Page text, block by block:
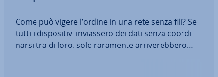
Come può vigere l’ordine in una rete senza fili? Se
tutti i di­spo­si­ti­vi in­vias­se­ro dei dati senza coor­di­
nar­si tra di loro, solo raramente ar­ri­ve­reb­be­ro